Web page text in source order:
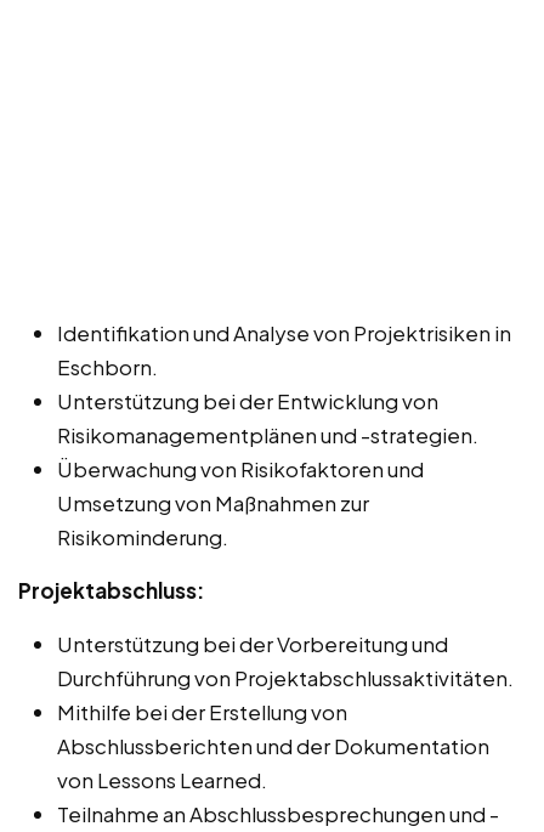
Identifikation und Analyse von Projektrisiken in
Eschborn.
Unterstützung bei der Entwicklung von
Risikomanagementplänen und -strategien.
Überwachung von Risikofaktoren und
Umsetzung von Maßnahmen zur
Risikominderung.
Projektabschluss:
Unterstützung bei der Vorbereitung und
Durchführung von Projektabschlussaktivitäten.
Mithilfe bei der Erstellung von
Abschlussberichten und der Dokumentation
von Lessons Learned.
Teilnahme an Abschlussbesprechungen und -